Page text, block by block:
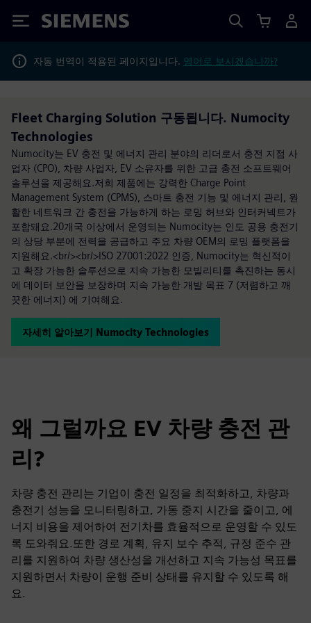
Siemens
자동 번역이 적용된 페이지입니다. 영어로 보시겠습니까?
Fleet Charging Solution 구동됩니다. Numocity
Technologies
Numocity는 EV 충전 및 에너지 관리 분야의 리더로서 충전 지점 사
업자 (CPO), 차량 사업자, EV 소유자를 위한 고급 충전 소프트웨어
솔루션을 제공해요.저희 제품에는 강력한 Charge Point
Management System (CPMS), 스마트 충전 기능 및 에너지 관리, 원
활한 네트워크 간 충전을 가능하게 하는 로밍 허브와 인터커넥트가
포함돼요.20개국 이상에서 운영되는 Numocity는 인도 공용 충전기
의 상당 부분에 전력을 공급하고 주요 차량 OEM의 로밍 플랫폼을
지원해요.<br/><br/>ISO 27001:2022 인증, Numocity는 혁신적이
고 확장 가능한 솔루션으로 지속 가능한 모빌리티를 촉진하는 동시
에 데이터 보안을 보장하며 지속 가능한 개발 목표 7 (저렴하고 깨
끗한 에너지) 에 기여해요.
자세히 알아보기 Numocity Technologies
왜 그럴까요 EV 차량 충전 관
리?
차량 충전 관리는 기업이 충전 일정을 최적화하고, 차량과
충전기 성능을 모니터링하고, 가동 중지 시간을 줄이고, 에
너지 비용을 제어하여 전기차를 효율적으로 운영할 수 있도
록 도와줘요.또한 경로 계획, 유지 보수 추적, 규정 준수 관
리를 지원하여 차량 생산성을 개선하고 지속 가능성 목표를
지원하면서 차량이 운행 준비 상태를 유지할 수 있도록 해
요.